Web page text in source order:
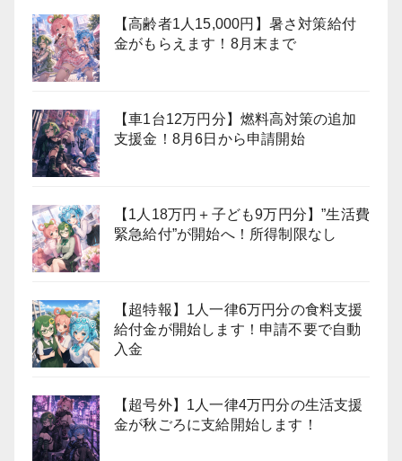
【高齢者1人15,000円】暑さ対策給付
金がもらえます！8月末まで
【車1台12万円分】燃料高対策の追加
支援金！8月6日から申請開始
【1人18万円＋子ども9万円分】”生活費
緊急給付”が開始へ！所得制限なし
【超特報】1人一律6万円分の食料支援
給付金が開始します！申請不要で自動
入金
【超号外】1人一律4万円分の生活支援
金が秋ごろに支給開始します！